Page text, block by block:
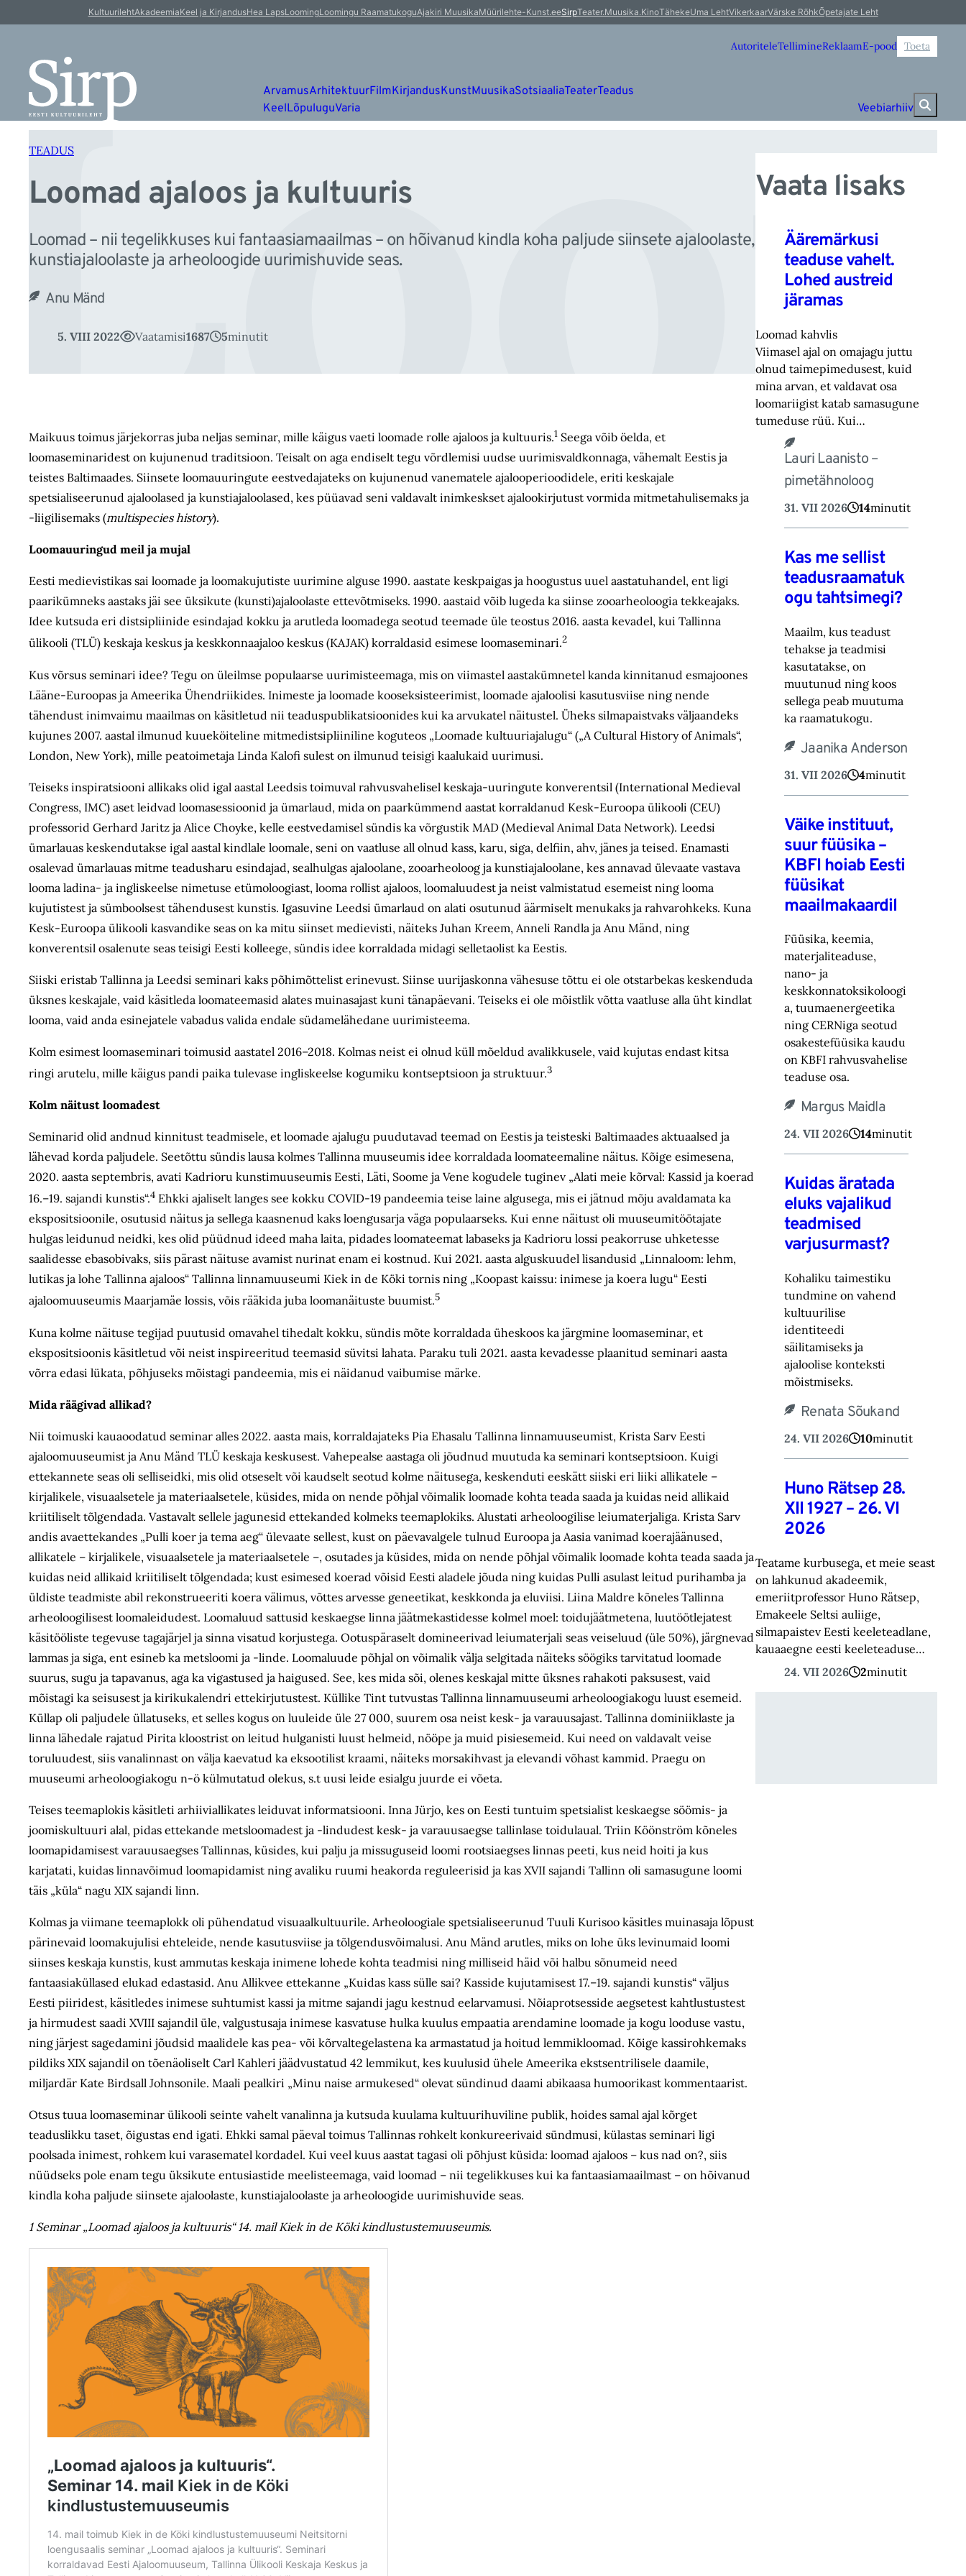
sisu
KultuurilehtAkadeemiaKeel ja KirjandusHea LapsLoomingLoomingu RaamatukoguAjakiri MuusikaMüürilehte-Kunst.eeSirpTeater.Muusika.KinoTähekeUma LehtVikerkaarVärske RõhkÕpetajate Leht
AutoriteleTellimineReklaamE-pood Toeta
ArvamusArhitektuurFilmKirjandusKunstMuusikaSotsiaaliaTeaterTeadus
KeelLõpuluguVaria Veebiarhiiv
TEADUS
Loomad ajaloos ja kultuuris
Loomad – nii tegelikkuses kui fantaasiamaailmas – on hõivanud kindla koha paljude siinsete ajaloolaste,
kunstiajaloolaste ja arheoloogide uurimishuvide seas.
Anu Mänd
5. VIII 2022 Vaatamisi1687 5minutit
Maikuus toimus järjekorras juba neljas seminar, mille käigus vaeti loomade rolle ajaloos ja kultuuris.1 Seega võib öelda, et
loomaseminaridest on kujunenud traditsioon. Teisalt on aga endiselt tegu võrdlemisi uudse uurimisvaldkonnaga, vähemalt Eestis ja
teistes Baltimaades. Siinsete loomauuringute eestvedajateks on kujunenud vanematele ajalooperioodidele, eriti keskajale
spetsialiseerunud ajaloolased ja kunstiajaloolased, kes püüavad seni valdavalt inimkeskset ajalookirjutust vormida mitmetahulisemaks ja
-liigilisemaks (multispecies history).
Loomauuringud meil ja mujal
Eesti medievistikas sai loomade ja loomakujutiste uurimine alguse 1990. aastate keskpaigas ja hoogustus uuel aastatuhandel, ent ligi
paarikümneks aastaks jäi see üksikute (kunsti)ajaloolaste ettevõtmiseks. 1990. aastaid võib lugeda ka siinse zooarheoloogia tekkeajaks.
Idee kutsuda eri distsipliinide esindajad kokku ja arutleda loomadega seotud teemade üle teostus 2016. aasta kevadel, kui Tallinna
ülikooli (TLÜ) keskaja keskus ja keskkonnaajaloo keskus (KAJAK) korraldasid esimese loomaseminari.2
Kus võrsus seminari idee? Tegu on üleilmse populaarse uurimisteemaga, mis on viimastel aastakümnetel kanda kinnitanud esmajoones
Lääne-Euroopas ja Ameerika Ühendriikides. Inimeste ja loomade kooseksisteerimist, loomade ajaloolisi kasutusviise ning nende
tähendust inimvaimu maailmas on käsitletud nii teaduspublikatsioonides kui ka arvukatel näitustel. Üheks silmapaistvaks väljaandeks
kujunes 2007. aastal ilmunud kuueköiteline mitmedistsipliiniline koguteos „Loomade kultuuriajalugu“ („A Cultural History of Animals“,
London, New York), mille peatoimetaja Linda Kalofi sulest on ilmunud teisigi kaalukaid uurimusi.
Teiseks inspiratsiooni allikaks olid igal aastal Leedsis toimuval rahvusvahelisel keskaja-uuringute konverentsil (International Medieval
Congress, IMC) aset leidvad loomasessioonid ja ümarlaud, mida on paarkümmend aastat korraldanud Kesk-Euroopa ülikooli (CEU)
professorid Gerhard Jaritz ja Alice Choyke, kelle eestvedamisel sündis ka võrgustik MAD (Medieval Animal Data Network). Leedsi
ümarlauas keskendutakse igal aastal kindlale loomale, seni on vaatluse all olnud kass, karu, siga, delfiin, ahv, jänes ja teised. Enamasti
osalevad ümarlauas mitme teadusharu esindajad, sealhulgas ajaloolane, zoo­arheoloog ja kunstiajaloolane, kes annavad ülevaate vastava
looma ladina- ja ingliskeelse nimetuse etümoloogiast, looma rollist ajaloos, loomaluudest ja neist valmistatud esemeist ning looma
kujutistest ja sümboolsest tähendusest kunstis. Igasuvine Leedsi ümarlaud on alati osutunud äärmiselt menukaks ja rahvarohkeks. Kuna
Kesk-Euroopa ülikooli kasvandike seas on ka mitu siinset medievisti, näiteks Juhan Kreem, Anneli Randla ja Anu Mänd, ning
konverentsil osalenute seas teisigi Eesti kolleege, sündis idee korraldada midagi selle­taolist ka Eestis.
Siiski eristab Tallinna ja Leedsi seminari kaks põhimõttelist erinevust. Siinse uurijaskonna vähesuse tõttu ei ole otstarbekas keskenduda
üksnes keskajale, vaid käsitleda loomateemasid alates muinasajast kuni tänapäevani. Teiseks ei ole mõistlik võtta vaatluse alla üht kindlat
looma, vaid anda esinejatele vabadus valida endale südamelähedane uurimisteema.
Kolm esimest loomaseminari toimusid aastatel 2016–2018. Kolmas neist ei olnud küll mõeldud avalikkusele, vaid kujutas endast kitsa
ringi arutelu, mille käigus pandi paika tulevase ingliskeelse kogumiku kontseptsioon ja struktuur.3
Kolm näitust loomadest
Seminarid olid andnud kinnitust teadmisele, et loomade ajalugu puudutavad teemad on Eestis ja teisteski Baltimaades aktuaalsed ja
lähevad korda paljudele. Seetõttu sündis lausa kolmes Tallinna muuseumis idee korraldada loomateemaline näitus. Kõige esimesena,
2020. aasta septembris, avati Kadrioru kunstimuuseumis Eesti, Läti, Soome ja Vene kogudele tuginev „Alati meie kõrval: Kassid ja koerad
16.–19. sajandi kunstis“.4 Ehkki ajaliselt langes see kokku COVID-19 pandeemia teise laine algusega, mis ei jätnud mõju avaldamata ka
ekspositsioonile, osutusid näitus ja sellega kaasnenud kaks loengusarja väga populaarseks. Kui enne näitust oli muuseumitöötajate
hulgas leidunud neidki, kes olid püüdnud ideed maha laita, pidades loomateemat labaseks ja Kadrioru lossi peakorruse uhketesse
saalidesse ebasobivaks, siis pärast näituse avamist nurinat enam ei kostnud. Kui 2021. aasta alguskuudel lisandusid „Linnaloom: lehm,
lutikas ja lohe Tallinna ajaloos“ Tallinna linnamuuseumi Kiek in de Köki tornis ning „Koopast kaissu: inimese ja koera lugu“ Eesti
ajaloomuuseumis Maarjamäe lossis, võis rääkida juba loomanäituste buumist.5
Kuna kolme näituse tegijad puutusid omavahel tihedalt kokku, sündis mõte korraldada üheskoos ka järgmine loomaseminar, et
ekspositsioonis käsitletud või neist inspireeritud teemasid süvitsi lahata. Paraku tuli 2021. aasta kevadesse plaanitud seminari aasta
võrra edasi lükata, põhjuseks mõistagi pandeemia, mis ei näidanud vaibumise märke.
Mida räägivad allikad?
Nii toimuski kauaoodatud seminar alles 2022. aasta mais, korraldajateks Pia Ehasalu Tallinna linnamuuseumist, Krista Sarv Eesti
ajaloomuuseumist ja Anu Mänd TLÜ keskaja keskusest. Vahepealse aastaga oli jõudnud muutuda ka seminari kontseptsioon. Kuigi
ettekannete seas oli selliseidki, mis olid otseselt või kaudselt seotud kolme näitusega, keskenduti eeskätt siiski eri liiki allikatele –
kirjalikele, visuaalsetele ja materiaalsetele, küsides, mida on nende põhjal võimalik loomade kohta teada saada ja kuidas neid allikaid
kriitiliselt tõlgendada. Vastavalt sellele jagunesid ettekanded kolmeks teemaplokiks. Alustati arheoloogilise leiumaterjaliga. Krista Sarv
andis avaettekandes „Pulli koer ja tema aeg“ ülevaate sellest, kust on päevavalgele tulnud Euroopa ja Aasia vanimad koerajäänused,
allikatele – kirjalikele, visuaalsetele ja materiaalsetele –, osutades ja küsides, mida on nende põhjal võimalik loomade kohta teada saada ja
kuidas neid allikaid kriitiliselt tõlgendada; kust esimesed koerad võisid Eesti aladele jõuda ning kuidas Pulli asulast leitud purihamba ja
üldiste teadmiste abil rekonstrueeriti koera välimus, võttes arvesse geneetikat, keskkonda ja eluviisi. Liina Maldre kõneles Tallinna
arheoloogilisest loomaleidudest. Loomaluud sattusid keskaegse linna jäätmekastidesse kolmel moel: toidujäätmetena, luutöötlejatest
käsitööliste tegevuse tagajärjel ja sinna visatud korjustega. Ootuspäraselt domineerivad leiumaterjali seas veiseluud (üle 50%), järgnevad
lammas ja siga, ent esineb ka metsloomi ja -linde. Loomaluude põhjal on võimalik välja selgitada näiteks söögiks tarvitatud loomade
suurus, sugu ja tapavanus, aga ka vigastused ja haigused. See, kes mida sõi, olenes keskajal mitte üksnes rahakoti paksusest, vaid
mõistagi ka seisusest ja kirikukalendri ettekirjutustest. Küllike Tint tutvustas Tallinna linnamuuseumi arheoloogiakogu luust esemeid.
Küllap oli paljudele üllatuseks, et selles kogus on luuleide üle 27 000, suurem osa neist kesk- ja varauusajast. Tallinna dominiiklaste ja
linna lähedale rajatud Pirita kloostrist on leitud hulganisti luust helmeid, nööpe ja muid pisiesemeid. Kui need on valdavalt veise
toruluudest, siis vanalinnast on välja kaevatud ka eksootilist kraami, näiteks morsakihvast ja elevandi võhast kammid. Praegu on
muuseumi arheoloogiakogu n-ö külmutatud olekus, s.t uusi leide esialgu juurde ei võeta.
Teises teemaplokis käsitleti arhiiviallikates leiduvat informatsiooni. Inna Jürjo, kes on Eesti tuntuim spetsialist keskaegse söömis- ja
joomiskultuuri alal, pidas ettekande metsloomadest ja -lindudest kesk- ja varauusaegse tallinlase toidulaual. Triin Köönström kõneles
loomapidamisest varauusaegses Tallinnas, küsides, kui palju ja missuguseid loomi rootsiaegses linnas peeti, kus neid hoiti ja kus
karjatati, kuidas linnavõimud loomapidamist ning avaliku ruumi heakorda reguleerisid ja kas XVII sajandi Tallinn oli samasugune loomi
täis „küla“ nagu XIX sajandi linn.
Kolmas ja viimane teemaplokk oli pühendatud visuaalkultuurile. Arheoloogiale spetsialiseerunud Tuuli Kurisoo käsitles muinasaja lõpust
pärinevaid loomakujulisi ehteleide, nende kasutusviise ja tõlgendusvõimalusi. Anu Mänd arutles, miks on lohe üks levinumaid loomi
siinses keskaja kunstis, kust ammutas keskaja inimene lohede kohta teadmisi ning milliseid häid või halbu sõnumeid need
fantaasiaküllased elukad edastasid. Anu Allikvee ettekanne „Kuidas kass sülle sai? Kasside kujutamisest 17.–19. sajandi kunstis“ väljus
Eesti piiridest, käsitledes inimese suhtumist kassi ja mitme sajandi jagu kestnud eelarvamusi. Nõiaprotsesside aegsetest kahtlustustest
ja hirmudest saadi XVIII sajandil üle, valgustusaja inimese kasvatuse hulka kuulus empaatia arendamine loomade ja kogu looduse vastu,
ning järjest sagedamini jõudsid maalidele kas pea- või kõrvaltegelastena ka armastatud ja hoitud lemmikloomad. Kõige kassirohkemaks
pildiks XIX sajandil on tõenäoliselt Carl Kahleri jäädvustatud 42 lemmikut, kes kuulusid ühele Ameerika ekstsentrilisele daamile,
miljardär Kate Birdsall Johnsonile. Maali pealkiri „Minu naise armukesed“ olevat sündinud daami abikaasa humoorikast kommentaarist.
Otsus tuua loomaseminar ülikooli seinte vahelt vanalinna ja kutsuda kuulama kultuurihuviline publik, hoides samal ajal kõrget
teaduslikku taset, õigustas end igati. Ehkki samal päeval toimus Tallinnas rohkelt konkureerivaid sündmusi, külastas seminari ligi
poolsada inimest, rohkem kui varasematel kordadel. Kui veel kuus aastat tagasi oli põhjust küsida: loomad ajaloos – kus nad on?, siis
nüüdseks pole enam tegu üksikute entusiastide meelisteemaga, vaid loomad – nii tegelikkuses kui ka fantaasiamaailmast – on hõivanud
kindla koha paljude siinsete ajaloolaste, kunstiajaloolaste ja arheoloogide uurimishuvide seas.
1 Seminar „Loomad ajaloos ja kultuuris“ 14. mail Kiek in de Köki kindlustustemuuseumis.
Vaata lisaks
Ääremärkusi
teaduse vahelt.
Lohed austreid
järamas
Loomad kahvlis
Viimasel ajal on omajagu juttu
olnud taimepimedusest, kuid
mina arvan, et valdavat osa
loomariigist katab samasugune
tumeduse rüü. Kui…
Lauri Laanisto –
pimetähnoloog
31. VII 2026 14minutit
Kas me sellist
teadusraamatuk
ogu tahtsimegi?
Maailm, kus teadust
tehakse ja teadmisi
kasutatakse, on
muutunud ning koos
sellega peab muutuma
ka raamatukogu.
Jaanika Anderson
31. VII 2026 4minutit
Väike instituut,
suur füüsika –
KBFI hoiab Eesti
füüsikat
maailmakaardil
Füüsika, keemia,
materjaliteaduse,
nano- ja
keskkonnatoksikoloogi
a, tuumaenergeetika
ning CERNiga seotud
osakestefüüsika kaudu
on KBFI rahvusvahelise
teaduse osa.
Margus Maidla
24. VII 2026 14minutit
Kuidas äratada
eluks vajalikud
teadmised
varjusurmast?
Kohaliku taimestiku
tundmine on vahend
kultuurilise
identiteedi
säilitamiseks ja
ajaloolise konteksti
mõistmiseks.
Renata Sõukand
24. VII 2026 10minutit
Huno Rätsep 28.
XII 1927 – 26. VI
2026
Teatame kurbusega, et meie seast
on lahkunud akadeemik,
emeriitprofessor Huno Rätsep,
Emakeele Seltsi auliige,
silmapaistev Eesti keeleteadlane,
kauaaegne eesti keeleteaduse…
24. VII 2026
2minutit